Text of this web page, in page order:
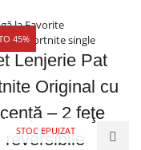
45%
la Favorite
STOC EPUIZAT
Lenjerie Pat
Original cu
– 2 feţe
reversibile